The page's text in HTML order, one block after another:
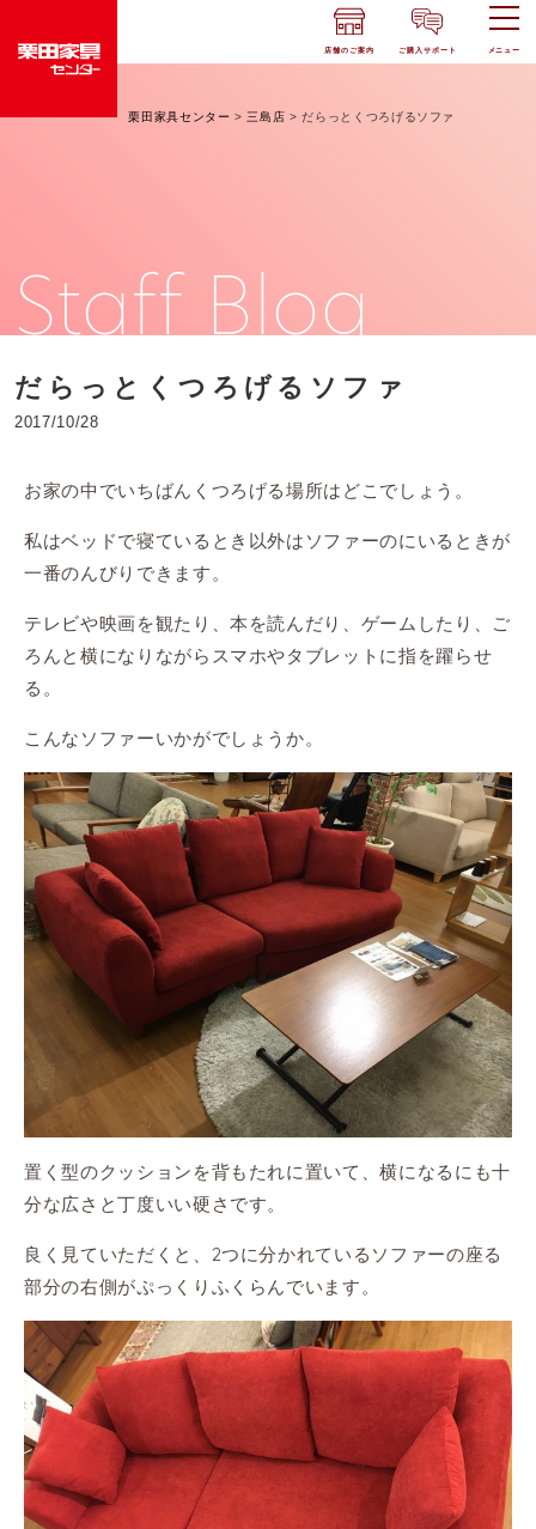
店舗のご案内 ご購入サポート メニュー
栗田家具センター > 三島店 >だらっとくつろげるソファ
Staff Blog
だらっとくつろげるソファ
2017/10/28
お家の中でいちばんくつろげる場所はどこでしょう。
私はベッドで寝ているとき以外はソファーのにいるときが
一番のんびりできます。
テレビや映画を観たり、本を読んだり、ゲームしたり、ご
ろんと横になりながらスマホやタブレットに指を躍らせ
る。
こんなソファーいかがでしょうか。
置く型のクッションを背もたれに置いて、横になるにも十
分な広さと丁度いい硬さです。
良く見ていただくと、2つに分かれているソファーの座る
部分の右側がぷっくりふくらんでいます。